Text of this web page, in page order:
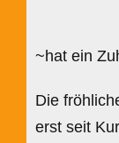
~hat ein
Die
erst seit